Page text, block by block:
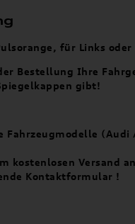
für Links
Bestellung Ihre
gibt!
(Audi
kostenlosen Versand
Kontaktformular !